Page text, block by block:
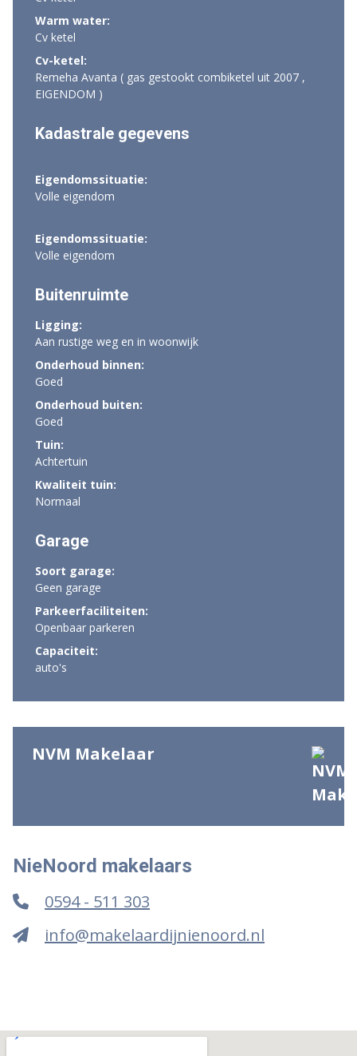
Warm water:
Cv ketel
Cv-ketel:
Remeha Avanta ( gas gestookt combiketel uit 2007 ,
EIGENDOM )
Kadastrale gegevens
Eigendomssituatie:
Volle eigendom
Eigendomssituatie:
Volle eigendom
Buitenruimte
Ligging:
Aan rustige weg en in woonwijk
Onderhoud binnen:
Goed
Onderhoud buiten:
Goed
Tuin:
Achtertuin
Kwaliteit tuin:
Normaal
Garage
Soort garage:
Geen garage
Parkeerfaciliteiten:
Openbaar parkeren
Capaciteit:
auto's
NVM Makelaar
NieNoord makelaars
0594 - 511 303
info@makelaardijnienoord.nl